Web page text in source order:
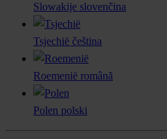
Slowakije slovenčina
Tsjechië čeština
Roemenië română
Polen polski